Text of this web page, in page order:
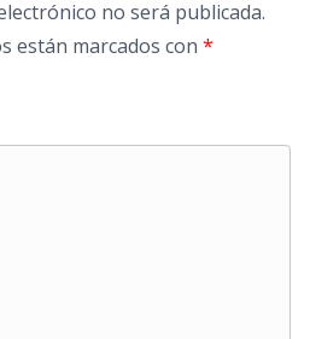
no será publicada.
están marcados con *